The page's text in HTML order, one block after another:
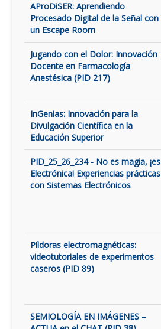
AProDiSER: Aprendiendo
Procesado Digital de la Señal con
un Escape Room
Jugando con el Dolor: Innovación
Docente en Farmacología
Anestésica (PID 217)
InGenias: Innovación para la
Divulgación Científica en la
Educación Superior
PID_25_26_234 - No es magia, ¡es
Electrónica! Experiencias prácticas
con Sistemas Electrónicos
Píldoras electromagnéticas:
videotutoriales de experimentos
caseros (PID 89)
SEMIOLOGÍA EN IMÁGENES –